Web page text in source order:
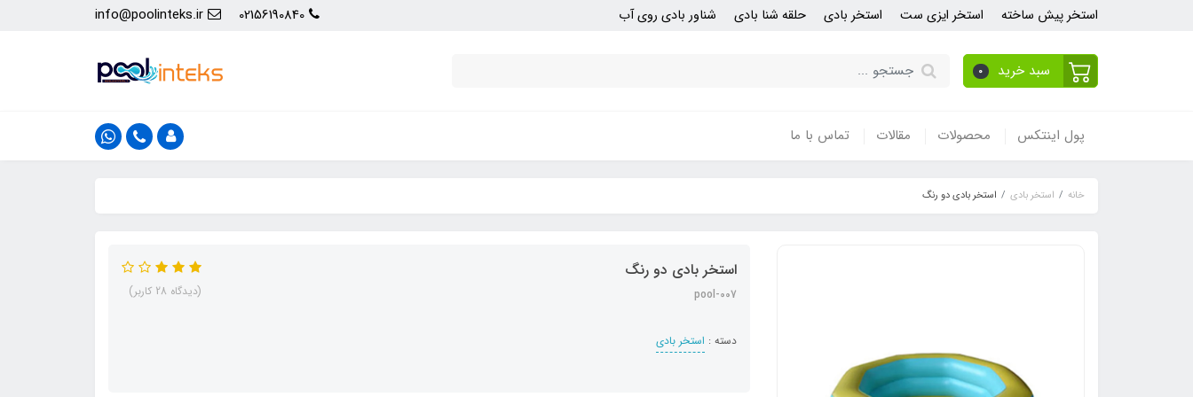
استخر پیش ساخته استخر ایزی ست استخر بادی حلقه شنا بادی شناور بادی روی آب 02156190840
info@poolinteks.ir
سبد خرید 0
پول اینتکس محصولات مقالات تماس با ما
خانه استخر بادی استخر بادی دو رنگ
استخر بادی دو رنگ
pool-007
دسته : استخر بادی
(دیدگاه 28 کاربر)